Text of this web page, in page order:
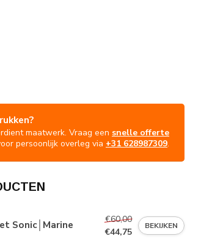
maatwerk. Vraag een snelle offerte
persoonlijk overleg via +31 628987309.
Sonic│Marine
€60,00
€44,75
BEKIJKEN